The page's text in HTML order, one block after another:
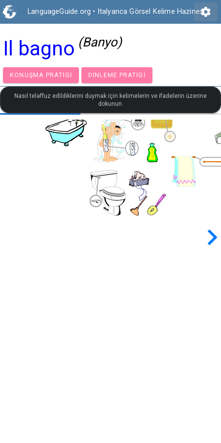
LanguageGuide.org • İtalyanca Görsel Kelime Hazinesisettings
Il bagno (Banyo)
KONUŞMA PRATIGI DINLEME PRATIGI
Nasıl telaffuz edildiklerini duymak için kelimelerin ve ifadelerin üzerine
dokunun.